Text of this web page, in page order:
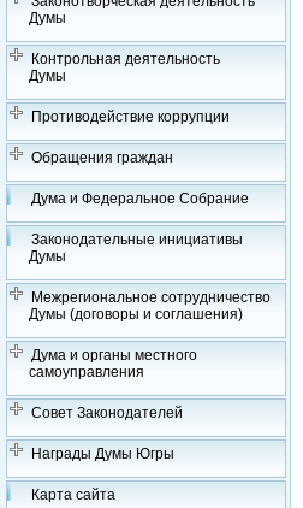
Думы
Контрольная деятельность
Думы
Противодействие коррупции
Обращения граждан
Дума и Федеральное Собрание
Законодательные инициативы
Думы
Межрегиональное сотрудничество
Думы (договоры и соглашения)
Дума и органы местного
самоуправления
Совет Законодателей
Награды Думы Югры
Карта сайта